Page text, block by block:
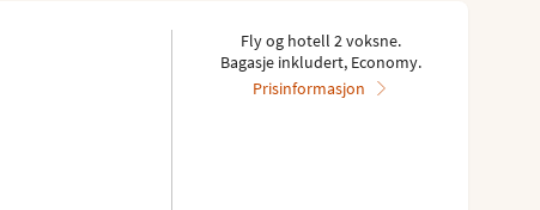
Fly og hotell 2 voksne.
Bagasje inkludert, Economy.
Prisinformasjon